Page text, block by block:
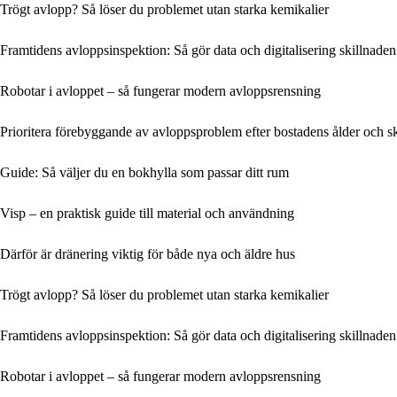
Trögt avlopp? Så löser du problemet utan starka kemikalier
Framtidens avloppsinspektion: Så gör data och digitalisering skillnaden
Robotar i avloppet – så fungerar modern avloppsrensning
Prioritera förebyggande av avloppsproblem efter bostadens ålder och
Guide: Så väljer du en bokhylla som passar ditt rum
Visp – en praktisk guide till material och användning
Därför är dränering viktig för både nya och äldre hus
Trögt avlopp? Så löser du problemet utan starka kemikalier
Framtidens avloppsinspektion: Så gör data och digitalisering skillnaden
Robotar i avloppet – så fungerar modern avloppsrensning